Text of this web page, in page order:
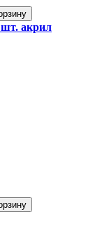
шт. акрил